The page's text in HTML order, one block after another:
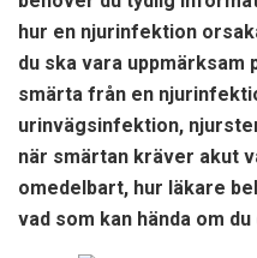
hur en njurinfektion
du ska vara uppmärksam
smärta från en
urinvägsinfektion,
när smärtan kräver akut
omedelbart, hur läkare
vad som kan hända om